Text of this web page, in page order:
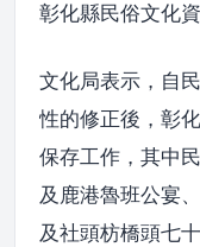
彰化縣民俗文化
文化局表示，自
性的修正後，彰
保存工作，其中
及鹿港魯班公宴
及社頭枋橋頭七